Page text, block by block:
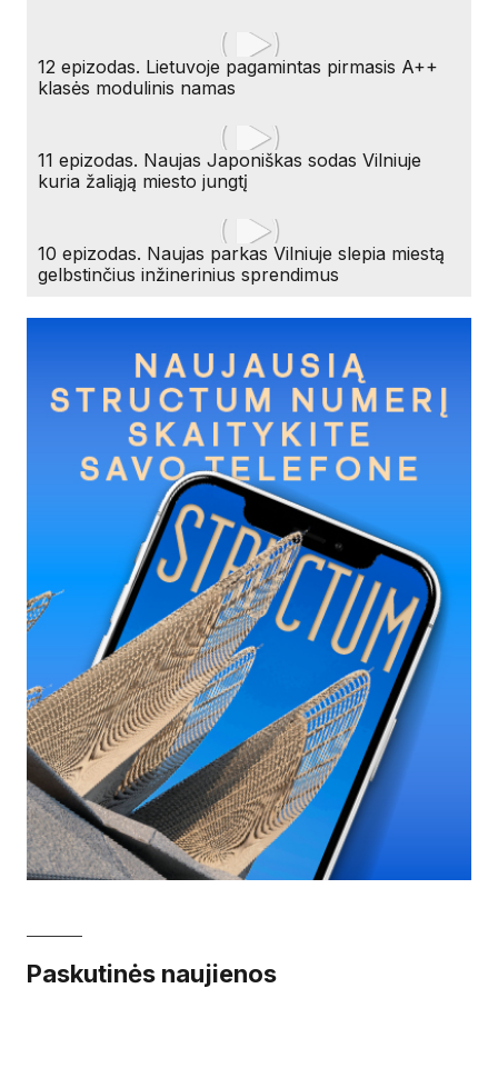
12 epizodas. Lietuvoje pagamintas pirmasis A++
klasės modulinis namas
11 epizodas. Naujas Japoniškas sodas Vilniuje
kuria žaliąją miesto jungtį
10 epizodas. Naujas parkas Vilniuje slepia miestą
gelbstinčius inžinerinius sprendimus
Paskutinės naujienos